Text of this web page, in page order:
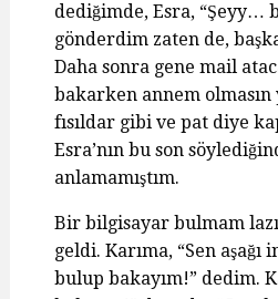
dediğimde, Esra, “Şeyy…
gönderdim zaten de,
Daha sonra gene mail
bakarken annem olmasın
fısıldar gibi ve pat diye
Esra’nın bu son
anlamamıştım.
Bir bilgisayar bulmam
geldi. Karıma, “Sen
bulup bakayım!” dedim.